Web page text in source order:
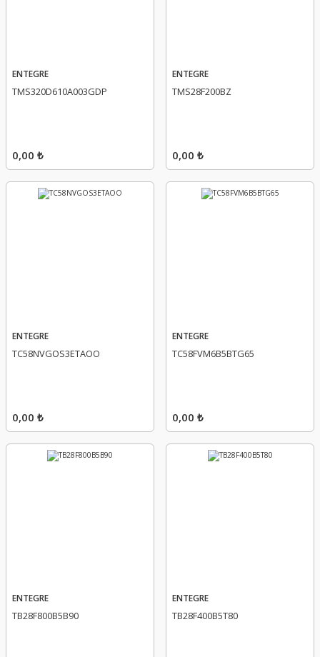
ENTEGRE
TMS320D610A003GDP
0,00 ₺
ENTEGRE
TMS28F200BZ
0,00 ₺
ENTEGRE
TC58NVGOS3ETAOO
0,00 ₺
ENTEGRE
TC58FVM6B5BTG65
0,00 ₺
ENTEGRE
TB28F800B5B90
ENTEGRE
TB28F400B5T80